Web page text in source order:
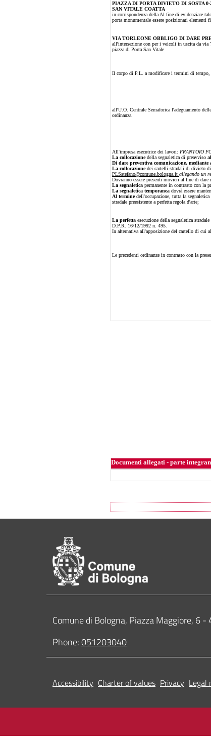
PIAZZA DI PORTA DIVIETO DI SOSTA
SAN VITALE COATTA
in corrispondenza della Al fine di evidenziare
porta monumentale essere posizionati elementi
VIA TORLEONE OBBLIGO DI DARE
all'intersezione con per i veicoli in uscita da via
piazza di Porta San Vitale
Il corpo di P.L. a modificare i termini di tempo,
all'U.O. Centrale Semaforica l'adeguamento
ordinanza.
All'impresa esecutrice dei lavori: FRANTOIO
La collocazionedella segnaletica di preavviso
Di dare preventiva comunicazione,
La collocazionedei cartelli stradali di divieto di
PLSstefano@comune.bologna.it allegando un
Dovranno essere presenti movieri al fine di
La segnaletica permanente in contrasto con la
La segnaletica temporanea dovrà essere
Al terminedell'occupazione, tutta la segnaletica
stradale preesistente a perfetta regola d'arte;
La perfetta esecuzione della segnaletica
D.P.R. 16/12/1992 n. 495.
In alternativa all'apposizione del cartello di cui
Le precedenti ordinanze in contrasto con la
Documenti allegati - parte
Footer of Comune di
Contacts
Comune di Bologna, Piazza Maggiore, 6
Phone:051203040
Accessibility Charter of values Privacy Legal